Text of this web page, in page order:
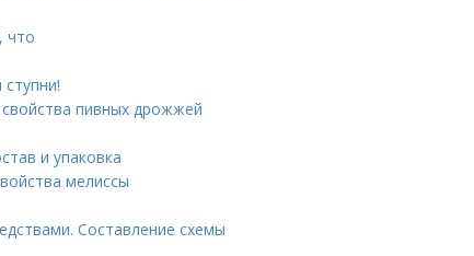
что
пивных дрожжей
и упаковка
мелиссы
Составление схемы